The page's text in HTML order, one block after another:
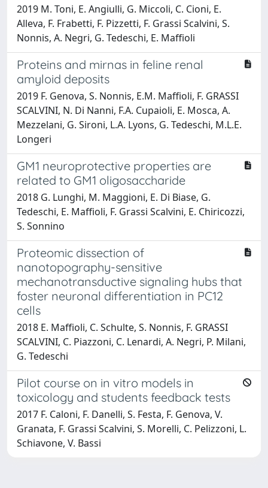
2019 M. Toni, E. Angiulli, G. Miccoli, C. Cioni, E.
Alleva, F. Frabetti, F. Pizzetti, F. Grassi Scalvini, S.
Nonnis, A. Negri, G. Tedeschi, E. Maffioli
Proteins and mirnas in feline renal
amyloid deposits
2019 F. Genova, S. Nonnis, E.M. Maffioli, F. GRASSI
SCALVINI, N. Di Nanni, F.A. Cupaioli, E. Mosca, A.
Mezzelani, G. Sironi, L.A. Lyons, G. Tedeschi, M.L.E.
Longeri
GM1 neuroprotective properties are
related to GM1 oligosaccharide
2018 G. Lunghi, M. Maggioni, E. Di Biase, G.
Tedeschi, E. Maffioli, F. Grassi Scalvini, E. Chiricozzi,
S. Sonnino
Proteomic dissection of
nanotopography-sensitive
mechanotransductive signaling hubs that
foster neuronal differentiation in PC12
cells
2018 E. Maffioli, C. Schulte, S. Nonnis, F. GRASSI
SCALVINI, C. Piazzoni, C. Lenardi, A. Negri, P. Milani,
G. Tedeschi
Pilot course on in vitro models in
toxicology and students feedback tests
2017 F. Caloni, F. Danelli, S. Festa, F. Genova, V.
Granata, F. Grassi Scalvini, S. Morelli, C. Pelizzoni, L.
Schiavone, V. Bassi